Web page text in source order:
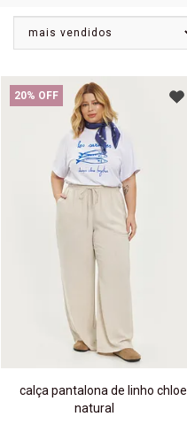
20% OFF
calça pantalona de linho chloe
natural